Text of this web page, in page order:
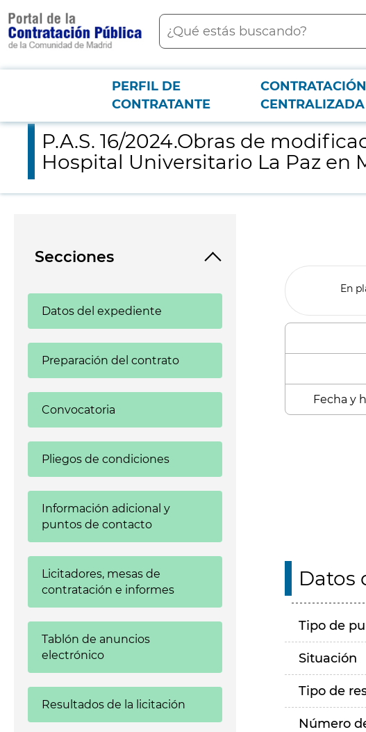
contenido
principal
Buscar
Menú PCON
PERFIL DE
CONTRATANTE
CONTRATACIÓN
CENTRALIZADA
P.A.S. 16/2024.Obras de modificación del acceso a la plataforma logística
P.A.S. 16/2024.Obras de
Hospital Universitario La Paz en
Secciones
Datos del expediente
Preparación del contrato
Convocatoria
Pliegos de condiciones
Información adicional y
puntos de contacto
Licitadores, mesas de
contratación e informes
Tablón de anuncios
electrónico
Resultados de la licitación
En
Fecha y
Datos
Tipo de
Situación
Tipo de
Número